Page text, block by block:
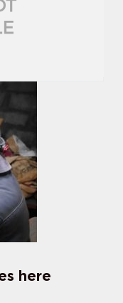
here